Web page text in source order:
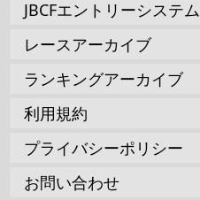
JBCFエントリーシステム
レースアーカイブ
ランキングアーカイブ
利用規約
プライバシーポリシー
お問い合わせ